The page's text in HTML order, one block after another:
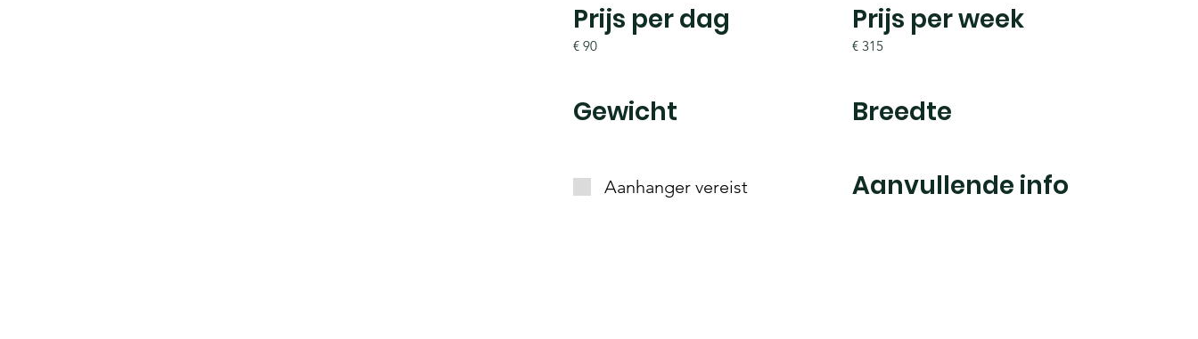
Prijs per dag Prijs per week
Gewicht Breedte
€ 90 € 315
Aanhanger vereist Aanvullende info